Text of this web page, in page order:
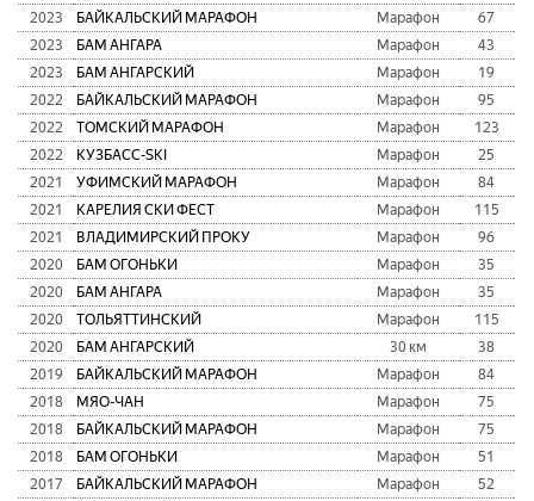
2023
БАЙКАЛЬСКИЙ МАРАФОН Марафон 67
2023
БАМ АНГАРА Марафон 43
2023
БАМ АНГАРСКИЙ Марафон 19
2022
БАЙКАЛЬСКИЙ МАРАФОН Марафон 95
2022
ТОМСКИЙ МАРАФОН Марафон 123
2022
КУЗБАСC-SKI Марафон 25
2021
УФИМСКИЙ МАРАФОН Марафон 84
2021
КАРЕЛИЯ СКИ ФЕСТ Марафон 115
2021
ВЛАДИМИРСКИЙ ПРОКУ Марафон 96
2020
БАМ ОГОНЬКИ Марафон 35
2020
БАМ АНГАРА Марафон 35
2020
ТОЛЬЯТТИНСКИЙ Марафон 115
2020
БАМ АНГАРСКИЙ 30 км 38
2019
БАЙКАЛЬСКИЙ МАРАФОН Марафон 84
2018
МЯО-ЧАН Марафон 75
2018
БАЙКАЛЬСКИЙ МАРАФОН Марафон 75
2018
БАМ ОГОНЬКИ Марафон 51
2017
БАЙКАЛЬСКИЙ МАРАФОН Марафон 52